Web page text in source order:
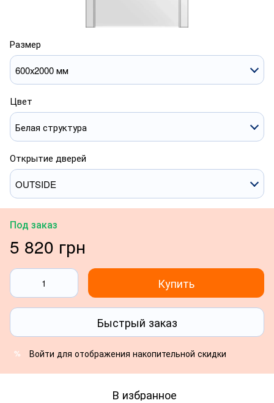
Размер
600х2000 мм
Цвет
Белая структура
Открытие дверей
OUTSIDE
Под заказ
5 820 грн
Купить
Быстрый заказ
% Войти для отображения накопительной скидки
В избранное